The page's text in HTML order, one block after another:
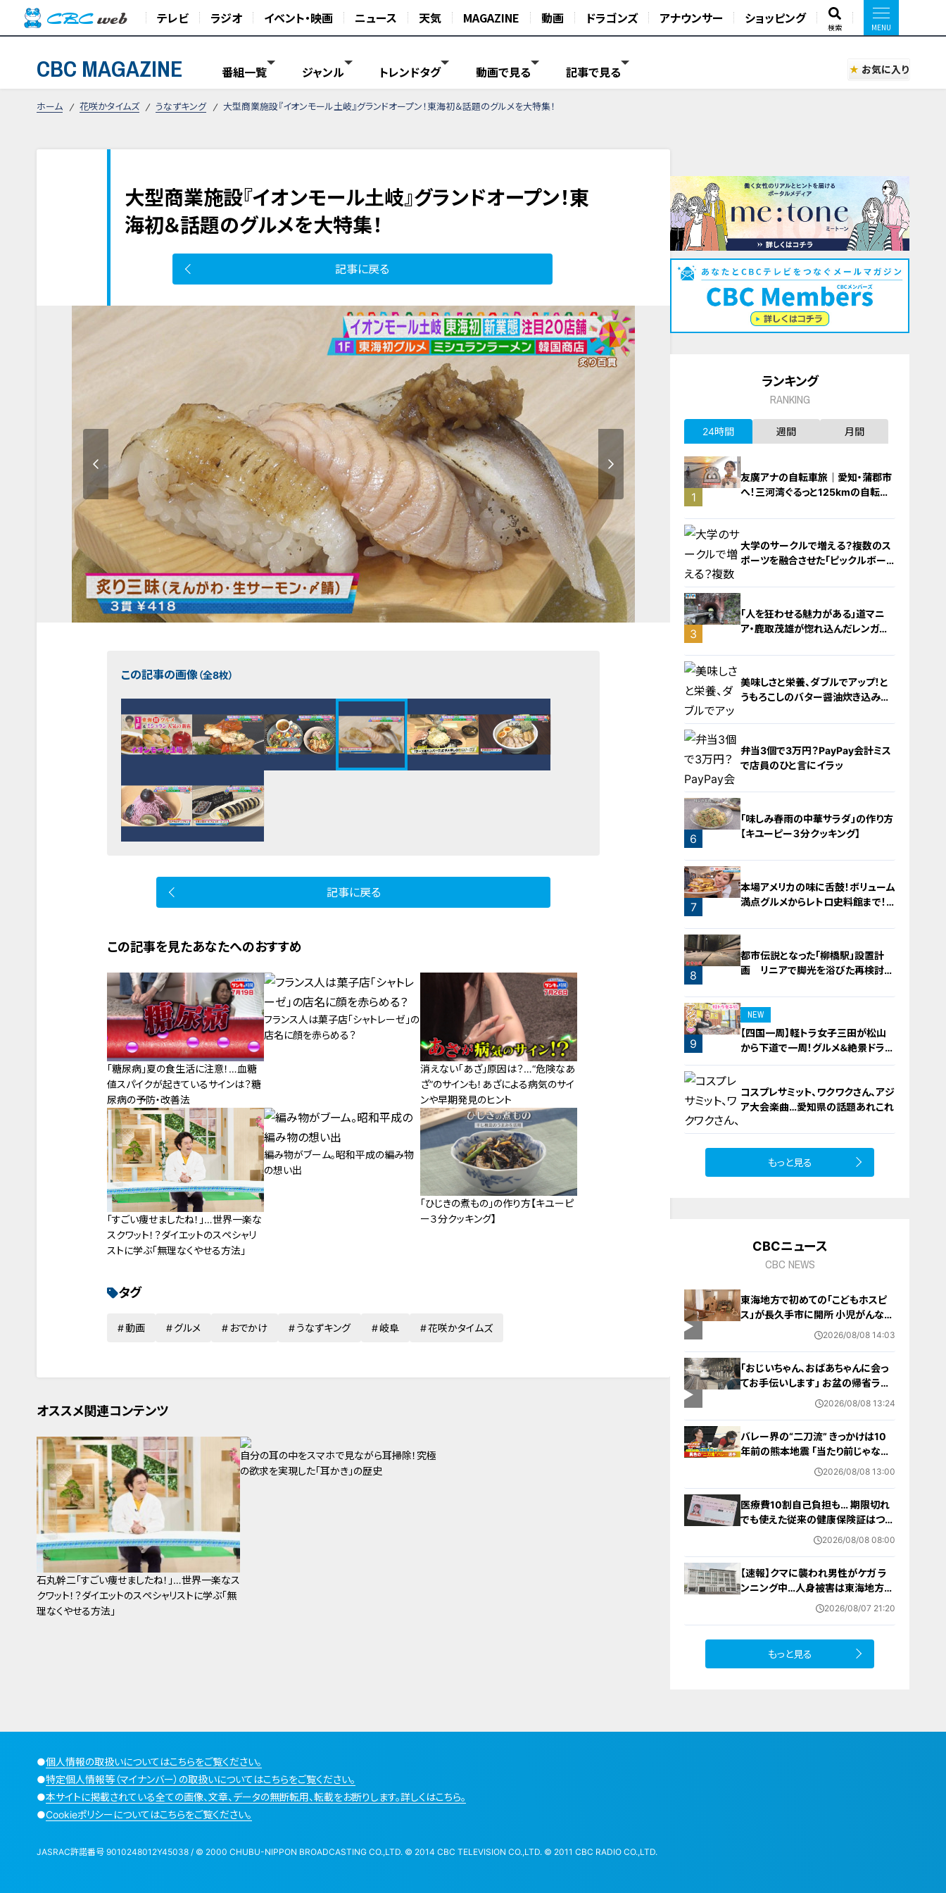
テレビ ラジオ イベント・映画 ニュース 天気 MAGAZINE 動画 ドラゴンズ アナウンサー ショッピング
検索
CBC MAGAZINE 番組一覧 ジャンル トレンドタグ 動画で見る 記事で見る お気に入り
ホーム 花咲かタイムズ うなずキング 大型商業施設『イオンモール土岐』グランドオープン！東海初＆話題のグルメを大特集！
大型商業施設『イオンモール土岐』グランドオープン！東
海初＆話題のグルメを大特集！
記事に戻る
この記事の画像（全8枚）
記事に戻る
この記事を見たあなたへのおすすめ
「糖尿病」夏の食生活に注意！…血糖
値スパイクが起きているサインは？糖
尿病の予防・改善法
フランス人は菓子店「シャトレーゼ」の
店名に顔を赤らめる？
消えない「あざ」原因は？…“危険なあ
ざ”のサインも！あざによる病気のサイ
ンや早期発見のヒント
「すごい痩せましたね！」…世界一楽な
スクワット！？ダイエットのスペシャリ
ストに学ぶ「無理なくやせる方法」
編み物がブーム。昭和平成の編み物
の想い出
「ひじきの煮もの」の作り方【キユーピ
ー３分クッキング】
タグ
動画 グルメ おでかけ うなずキング 岐阜 花咲かタイムズ
オススメ関連コンテンツ
石丸幹二「すごい痩せましたね！」…世界一楽なス
クワット！？ダイエットのスペシャリストに学ぶ「無
理なくやせる方法」
自分の耳の中をスマホで見ながら耳掃除！究極
の欲求を実現した「耳かき」の歴史
ランキング
RANKING
24時間 週間 月間
1
友廣アナの自転車旅｜愛知・蒲郡市
へ！三河湾ぐるっと125kmの自転車
2
大学のサークルで増える？複数のス
ポーツを融合させた「ピックルボー
3
「人を狂わせる魅力がある」道マニ
ア・鹿取茂雄が惚れ込んだレンガの
4
美味しさと栄養、ダブルでアップ！と
うもろこしのバター醤油炊き込みご
5
弁当3個で3万円？PayPay会計ミス
で店員のひと言にイラッ
6
「味しみ春雨の中華サラダ」の作り方
【キユーピー３分クッキング】
7
本場アメリカの味に舌鼓！ボリューム
満点グルメからレトロ史料館まで！
8
都市伝説となった「柳橋駅」設置計
画 リニアで脚光を浴びた再検討の
9
NEW
【四国一周】軽トラ女子三田が松山
から下道で一周！グルメ＆絶景ドライ
ブ⑳
コスプレサミット、ワクワクさん、アジ
ア大会楽曲…愛知県の話題あれこれ
もっと見る
CBCニュース
CBC NEWS
東海地方で初めての「こどもホスピ
ス」が長久手市に開所 小児がんなど
重い病気の子どもと家族を支える施
2026/08/08 14:03
「おじいちゃん、おばあちゃんに会っ
てお手伝いします」 お盆の帰省ラッ
シュが本格化 東海道新幹線下りがピ
2026/08/08 13:24
バレー界の“二刀流” きっかけは10
年前の熊本地震 ｢当たり前じゃなか
った｣ オフシーズンゼロの過酷スケ
2026/08/08 13:00
医療費10割自己負担も… 期限切れ
でも使えた従来の健康保険証はつい
に終了 8月以降起こりうるマイナ保
2026/08/08 08:00
【速報】クマに襲われ男性がケガ ラ
ンニング中…人身被害は東海地方で
今シーズン初めて 岐阜県高山市
2026/08/07 21:20
もっと見る
●個人情報の取扱いについてはこちらをご覧ください。
●特定個人情報等（マイナンバー）の取扱いについてはこちらをご覧ください。
●本サイトに掲載されている全ての画像、文章、データの無断転用、転載をお断りします。詳しくはこちら。
●Cookieポリシーについてはこちらをご覧ください。
JASRAC許諾番号 9010248012Y45038 / © 2000 CHUBU-NIPPON BROADCASTING CO.,LTD. © 2014 CBC TELEVISION CO.,LTD. © 2011 CBC RADIO CO.,LTD.